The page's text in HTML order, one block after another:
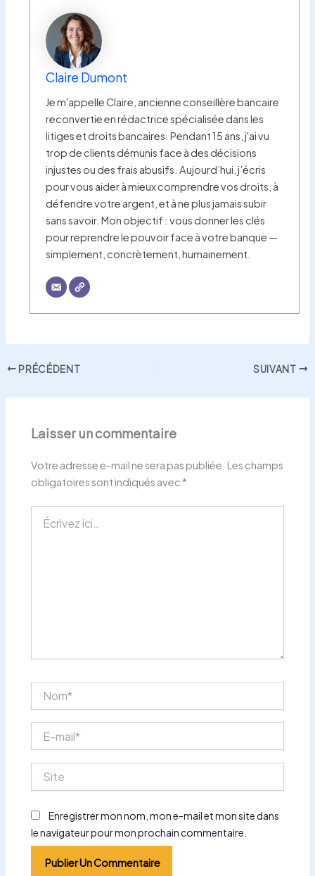
Claire Dumont
Je m'appelle Claire, ancienne conseillère bancaire
reconvertie en rédactrice spécialisée dans les
litiges et droits bancaires. Pendant 15 ans, j'ai vu
trop de clients démunis face à des décisions
injustes ou des frais abusifs. Aujourd’hui, j’écris
pour vous aider à mieux comprendre vos droits, à
défendre votre argent, et à ne plus jamais subir
sans savoir. Mon objectif : vous donner les clés
pour reprendre le pouvoir face à votre banque —
simplement, concrètement, humainement.
PRÉCÉDENT SUIVANT
Laisser un commentaire
Votre adresse e-mail ne sera pas publiée. Les champs
obligatoires sont indiqués avec *
ici…
mail*
Enregistrer mon nom, mon e-mail et mon site dans
le navigateur pour mon prochain commentaire.